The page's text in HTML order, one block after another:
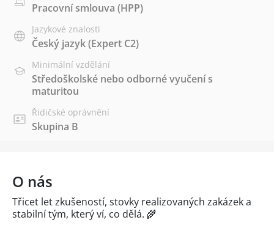
Pracovní smlouva (HPP)
Jazykové znalosti
Český jazyk(Expert C2)
Minimální vzdělání
Středoškolské nebo odborné vyučení s
maturitou
Řidičské oprávnění
Skupina B
O nás
Třicet let zkušeností, stovky realizovaných zakázek a
stabilní tým, který ví, co dělá. 🌾